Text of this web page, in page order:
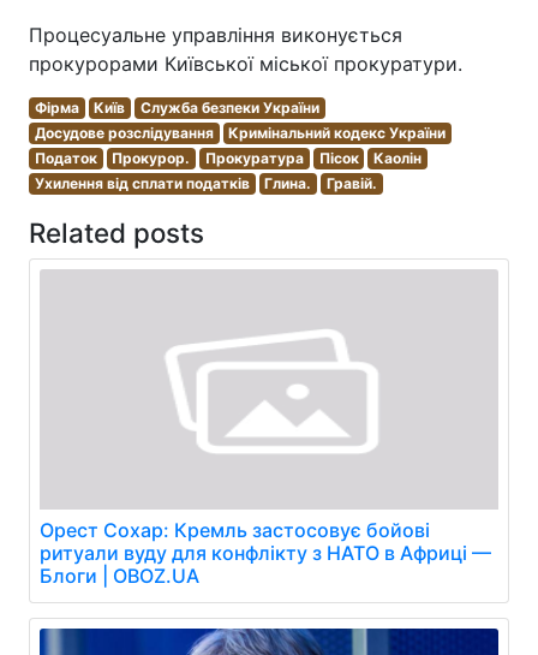
Процесуальне управління виконується
прокурорами Київської міської прокуратури.
Фірма Київ
Служба безпеки України
Досудове розслідування
Кримінальний кодекс України
Податок
Прокурор. Прокуратура Пісок
Каолін
Ухилення від сплати податків
Глина. Гравій.
Related posts
Орест Сохар: Кремль застосовує бойові
ритуали вуду для конфлікту з НАТО в Африці —
Блоги | OBOZ.UA